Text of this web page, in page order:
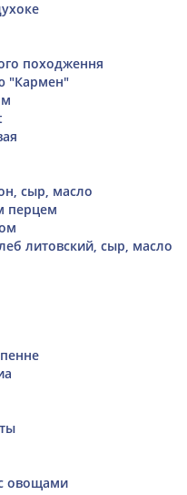
походження
"Кармен"
сыр, масло
перцем
литовский, сыр, масло
овощами